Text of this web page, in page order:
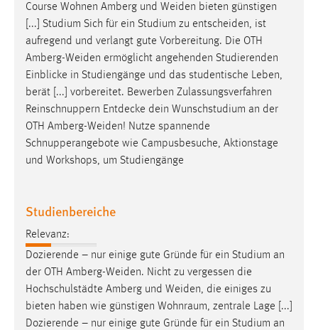
Course Wohnen Amberg und Weiden bieten günstigen
[...] Studium Sich für ein Studium zu entscheiden, ist
aufregend und verlangt gute Vorbereitung. Die OTH
Amberg-Weiden ermöglicht angehenden Studierenden
Einblicke in Studiengänge und das studentische Leben,
berät [...] vorbereitet. Bewerben Zulassungsverfahren
Reinschnuppern Entdecke dein Wunschstudium an der
OTH Amberg-Weiden! Nutze spannende
Schnupperangebote wie Campusbesuche, Aktionstage
und Workshops, um Studiengänge
Studienbereiche
Relevanz:
Dozierende – nur einige gute Gründe für ein Studium an
der OTH Amberg-Weiden. Nicht zu vergessen die
Hochschulstädte Amberg und Weiden, die einiges zu
bieten haben wie günstigen Wohnraum, zentrale Lage [...]
Dozierende – nur einige gute Gründe für ein Studium an
Chat
Name:
MibewSessionID, MIBEW_UserID, mibew_locale, mibew-
chat-frame-style-5e9dbeb1811c0446
Zweck:
Wird benötigt um die Chatfunktion nutzen zu können.
Cookie Laufzeit:
Jahre, MIBEW_UserID = 1 Jahr
Login
Name:
fe_user, be_user, be_lastLoginProvider
Zweck: